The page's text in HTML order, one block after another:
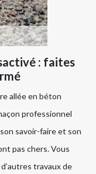
: faites
allée en béton
professionnel
savoir-faire et son
pas chers. Vous
travaux de